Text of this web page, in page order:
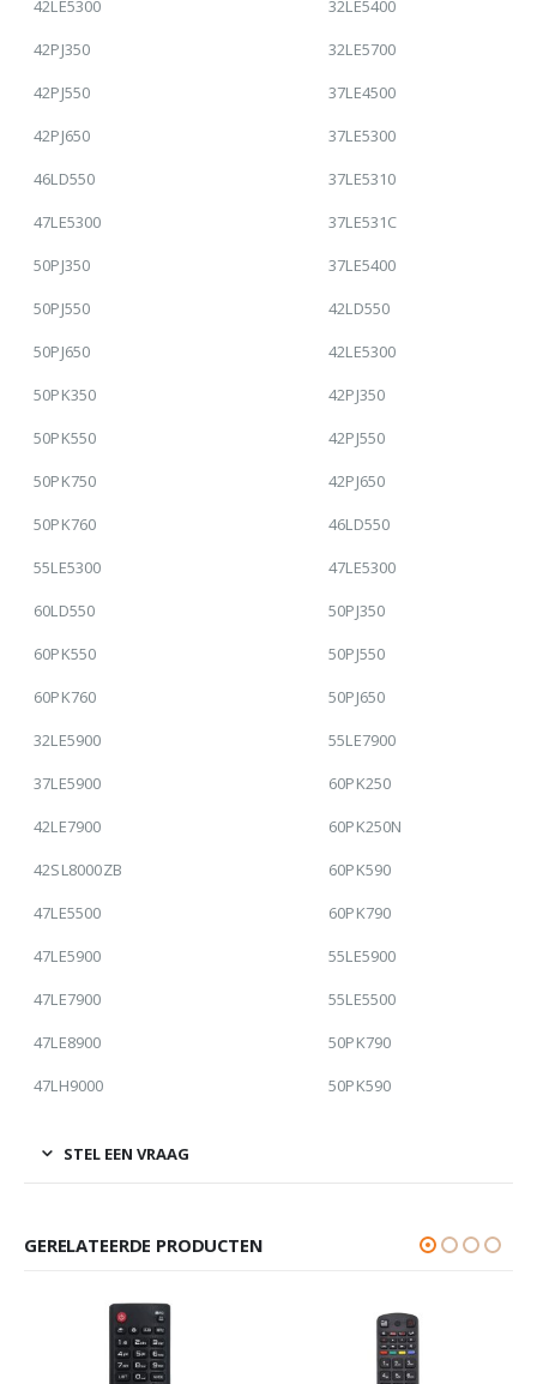
42LE5300
32LE5400
42PJ350
32LE5700
42PJ550
37LE4500
42PJ650
37LE5300
46LD550
37LE5310
47LE5300
37LE531C
50PJ350
37LE5400
50PJ550
42LD550
50PJ650
42LE5300
50PK350
42PJ350
50PK550
42PJ550
50PK750
42PJ650
50PK760
46LD550
55LE5300
47LE5300
60LD550
50PJ350
60PK550
50PJ550
60PK760
50PJ650
32LE5900
55LE7900
37LE5900
60PK250
42LE7900
60PK250N
42SL8000ZB
60PK590
47LE5500
60PK790
47LE5900
55LE5900
47LE7900
55LE5500
47LE8900
50PK790
47LH9000
50PK590
STEL EEN VRAAG
GERELATEERDE PRODUCTEN